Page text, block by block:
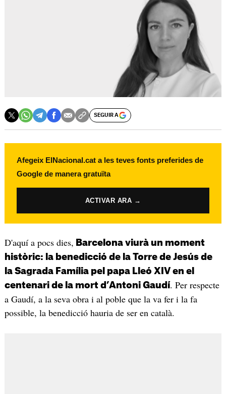
SEGUIR A
Afegeix ElNacional.cat a les teves fonts preferides de
Google de manera gratuïta
ACTIVAR ARA →
D'aquí a pocs dies, Barcelona viurà un moment
històric: la benedicció de la Torre de Jesús de
la Sagrada Família pel papa Lleó XIV en el
centenari de la mort d’Antoni Gaudí. Per respecte
a Gaudí, a la seva obra i al poble que la va fer i la fa
possible, la benedicció hauria de ser en català.